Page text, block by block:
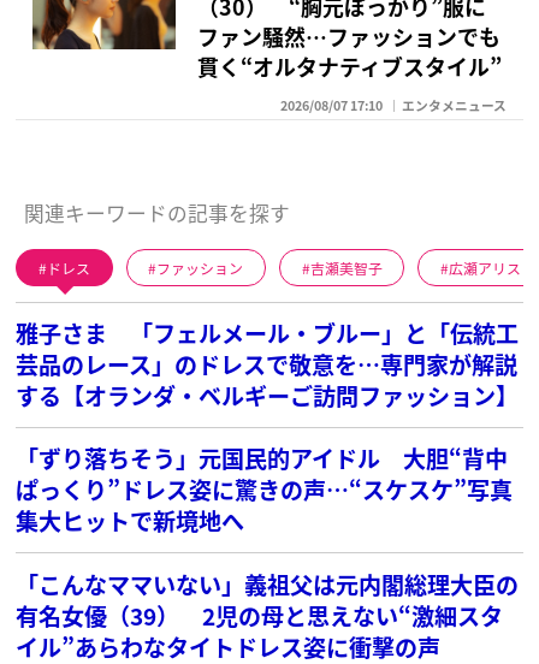
ファン騒然…ファッションでも
貫く“オルタナティブスタイル”
2026/08/07 17:10 エンタメニュース
関連キーワードの記事を探す
ドレス ファッション 吉瀬美智子 広瀬アリス
雅子さま 「フェルメール・ブルー」と「伝統工
芸品のレース」のドレスで敬意を…専門家が解説
する【オランダ・ベルギーご訪問ファッション】
「ずり落ちそう」元国民的アイドル 大胆“背中
ぱっくり”ドレス姿に驚きの声…“スケスケ”写真
集大ヒットで新境地へ
「こんなママいない」義祖父は元内閣総理大臣の
有名女優（39） 2児の母と思えない“激細スタ
イル”あらわなタイトドレス姿に衝撃の声